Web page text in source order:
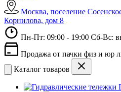
Москва, поселение
Корнилова, дом 8
Пн-Пт: 09:00 - 19:00 Сб-Вс:
Продажа от пачки физ и юр
Каталог товаров